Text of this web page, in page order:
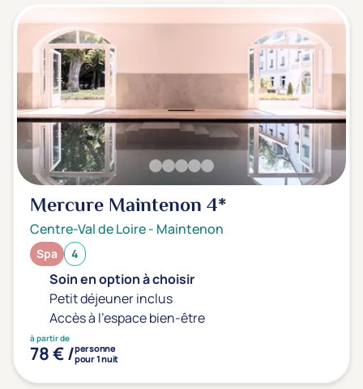
Mercure Maintenon4*
Centre-Val de Loire- Maintenon
Spa 4
Soin en option à choisir
Petit déjeuner inclus
Accès à l'espace bien-être
à partir de
78 € /personne
pour 1 nuit